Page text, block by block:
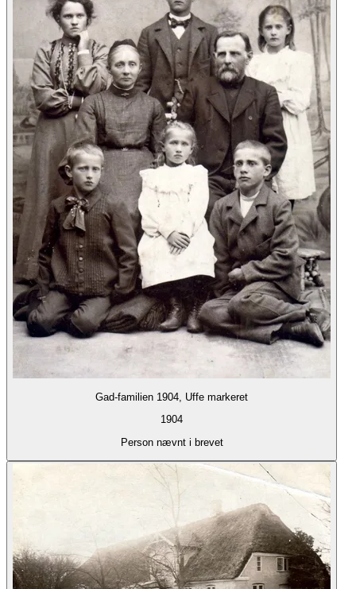
Gad-familien 1904, Uffe markeret
1904
Person nævnt i brevet